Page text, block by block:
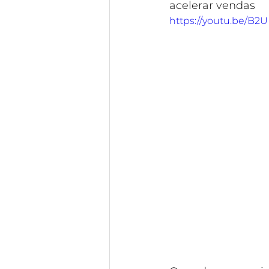
acelerar vendas
https://youtu.be/